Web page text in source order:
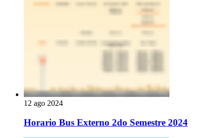
12 ago 2024
Horario Bus Externo 2do Semestre 2024